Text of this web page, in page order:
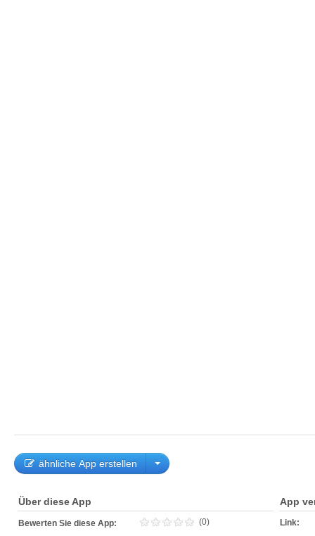
ähnliche App erstellen
Über diese App
Bewerten Sie diese App: (0)
App
Link: